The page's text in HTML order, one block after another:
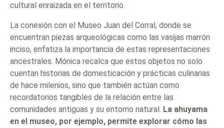
cultural enraizada en el territorio.
La conexión con el Museo Juan del Corral, donde se
encuentran piezas arqueológicas como las vasijas marrón
inciso, enfatiza la importancia de estas representaciones
ancestrales. Mónica recalca que estos objetos no solo
cuentan historias de domesticación y prácticas culinarias
de hace milenios, sino que también actúan como
recordatorios tangibles de la relación entre las
comunidades antiguas y su entorno natural. La ahuyama
en el museo, por ejemplo, permite explorar cómo las